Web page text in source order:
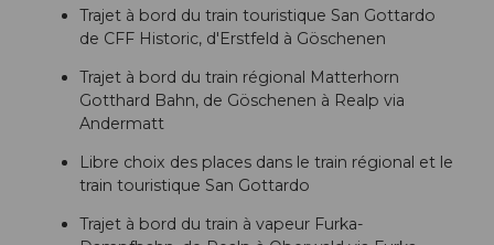
Trajet à bord du train touristique San Gottardo
de CFF Historic, d'Erstfeld à Göschenen
Trajet à bord du train régional Matterhorn
Gotthard Bahn, de Göschenen à Realp via
Andermatt
Libre choix des places dans le train régional et le
train touristique San Gottardo
Trajet à bord du train à vapeur Furka-